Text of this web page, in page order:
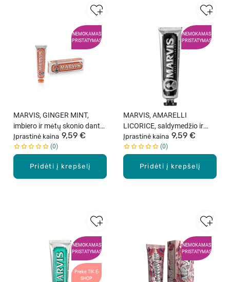
NEMOKAMAS
PRISTATYMAS
Pridėti į krepšelį
MARVIS, GINGER MINT,
imbiero ir mėtų skonio dantų
pasta, 85 ml.
Įprastinė kaina 9,59 €
0
NEMOKAMAS
PRISTATYMAS
Pridėti į krepšelį
MARVIS, AMARELLI
LICORICE, saldymedžio ir
mėtų skonio dantų pasta, 85
ml .
Įprastinė kaina 9,59 €
0
NEMOKAMAS
PRISTATYMAS
Prekė TIK E-
SHOP
NEMOKAMAS
PRISTATYMAS